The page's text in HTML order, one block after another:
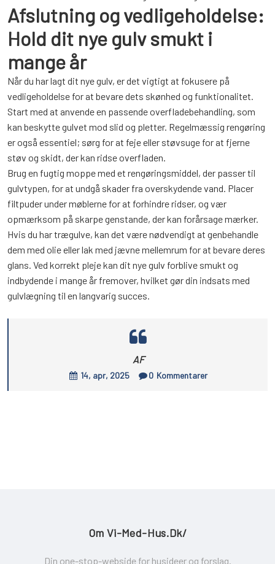
Afslutning og vedligeholdelse:
Hold dit nye gulv smukt i
mange år
Når du har lagt dit nye gulv, er det vigtigt at fokusere på
vedligeholdelse for at bevare dets skønhed og funktionalitet.
Start med at anvende en passende overfladebehandling, som
kan beskytte gulvet mod slid og pletter. Regelmæssig rengøring
er også essentiel; sørg for at feje eller støvsuge for at fjerne
støv og skidt, der kan ridse overfladen.
Brug en fugtig moppe med et rengøringsmiddel, der passer til
gulvtypen, for at undgå skader fra overskydende vand. Placer
filtpuder under møblerne for at forhindre ridser, og vær
opmærksom på skarpe genstande, der kan forårsage mærker.
Hvis du har trægulve, kan det være nødvendigt at genbehandle
dem med olie eller lak med jævne mellemrum for at bevare deres
glans. Ved korrekt pleje kan dit nye gulv forblive smukt og
indbydende i mange år fremover, hvilket gør din indsats med
gulvlægning til en langvarig succes.
AF
14, apr, 2025 0 Kommentarer
Om Vi-Med-Hus.dk/
Din one-stop-webside for husideer og forslag.